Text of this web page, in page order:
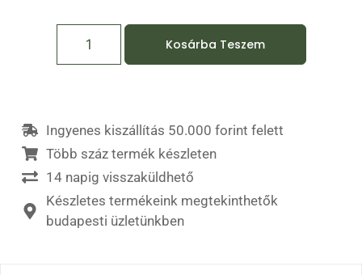
Kosárba Teszem
Ingyenes kiszállítás 50.000 forint felett
Több száz termék készleten
14 napig visszaküldhető
Készletes termékeink megtekinthetők
budapesti üzletünkben